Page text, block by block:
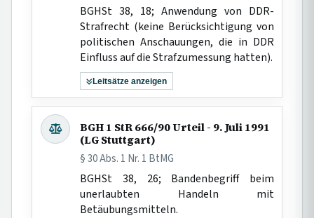
BGHSt 38, 18; Anwendung von DDR-
Strafrecht (keine Berücksichtigung von
politischen Anschauungen, die in DDR
Einfluss auf die Strafzumessung hatten).
Leitsätze anzeigen
BGH 1 StR 666/90 Urteil - 9. Juli 1991
(LG Stuttgart)
§ 30 Abs. 1 Nr. 1 BtMG
BGHSt 38, 26; Bandenbegriff beim
unerlaubten Handeln mit
Betäubungsmitteln.